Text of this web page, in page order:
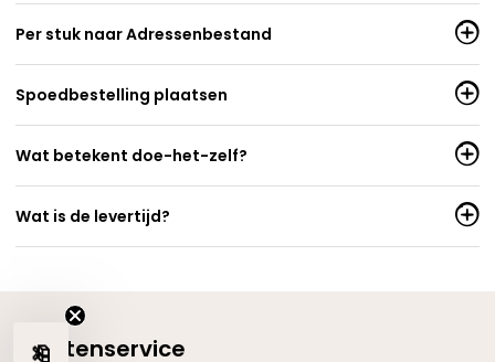
Per stuk naar Adressenbestand
Spoedbestelling plaatsen
Wat betekent doe-het-zelf?
Wat is de levertijd?
Klantenservice